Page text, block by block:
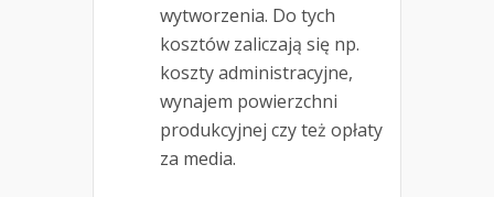
wytworzenia. Do tych
kosztów zaliczają się np.
koszty administracyjne,
wynajem powierzchni
produkcyjnej czy też opłaty
za media.